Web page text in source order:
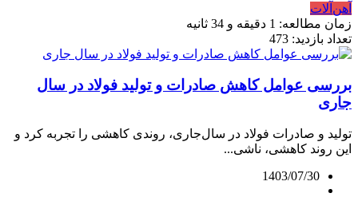
آهن‌آلات
زمان مطالعه: 1 دقیقه و 34 ثانیه
تعداد بازدید: 473
بررسی عوامل کاهش صادرات و تولید فولاد در سال
جاری
تولید و صادرات فولاد در سال‌جاری، روندی کاهشی را تجربه کرد و
این روند کاهشی، ناشی...
1403/07/30